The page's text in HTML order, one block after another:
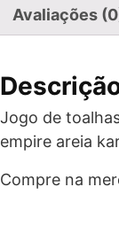
Avaliações
Jogo de
empire areia
Compre na